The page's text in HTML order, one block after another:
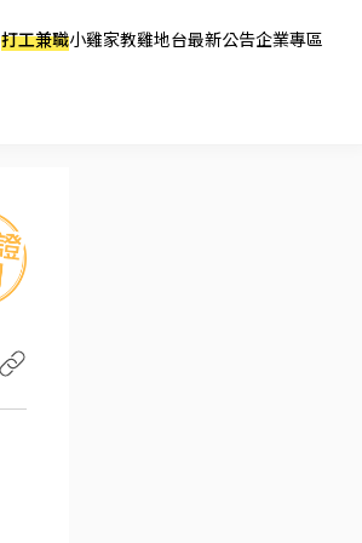
打工兼職小雞家教雞地台最新公告企業專區